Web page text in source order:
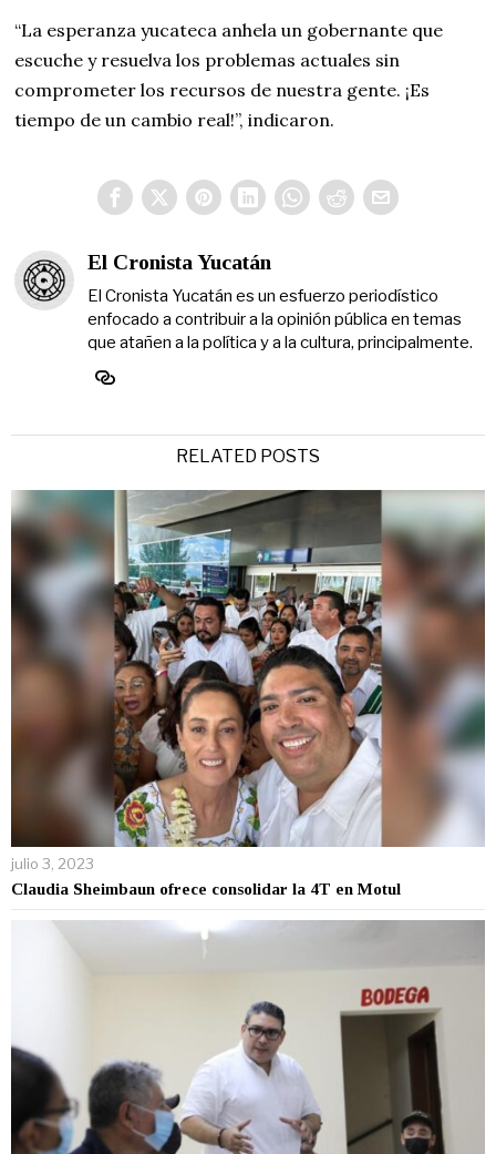
“La esperanza yucateca anhela un gobernante que
escuche y resuelva los problemas actuales sin
comprometer los recursos de nuestra gente. ¡Es
tiempo de un cambio real!”, indicaron.
El Cronista Yucatán
El Cronista Yucatán es un esfuerzo periodístico
enfocado a contribuir a la opinión pública en temas
que atañen a la política y a la cultura, principalmente.
RELATED POSTS
julio 3, 2023
Claudia Sheimbaun ofrece consolidar la 4T en Motul